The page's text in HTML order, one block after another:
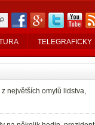
TELEGRAFICKY
největších omylů lidstva,